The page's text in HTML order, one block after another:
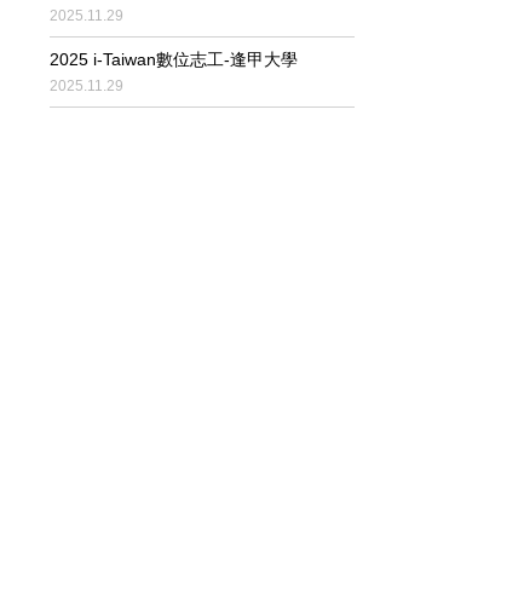
2025.11.29
2025 i-Taiwan數位志工-逢甲大學
2025.11.29